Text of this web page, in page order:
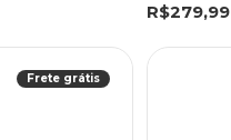
R$279,99
Frete grátis